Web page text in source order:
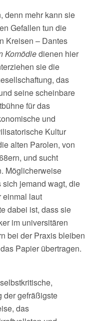
denn mehr kann sie
Gefallen tun die
Kreisen – Dantes
Komödiedienen hier
sie die
das
seine scheinbare
für das
und
Kultur
alten Parolen, von
und sucht
Möglicherweise
sich jemand wagt, die
einmal laut
dabei ist, dass sie
im universitären
bei der Praxis bleiben
Papier übertragen.
gefräßigste
das